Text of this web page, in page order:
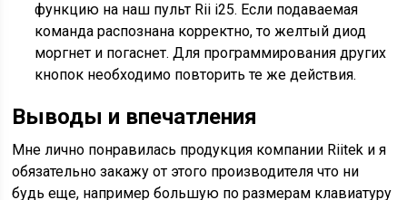
функцию на наш пульт Rii i25. Если подаваемая
команда распознана корректно, то желтый диод
моргнет и погаснет. Для программирования других
кнопок необходимо повторить те же действия.
Выводы и впечатления
Мне лично понравилась продукция компании Riitek и я
обязательно закажу от этого производителя что ни
будь еще, например большую по размерам клавиатуру